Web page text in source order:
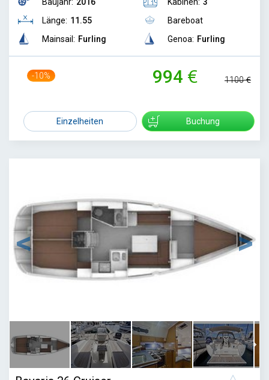
Länge: 11.55
Mainsail: Furling
Bareboat
Genoa: Furling
-10% 994 1100
Einzelheiten Buchung